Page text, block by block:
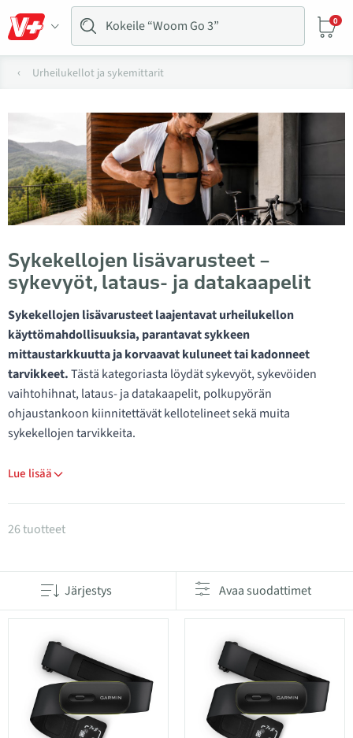
0
Urheilukellot ja sykemittarit
Syke­kellojen lisävarusteet –
sykevyöt, lataus- ja datakaapelit
Sykekellojen lisävarusteet laajentavat urheilukellon
käyttömahdollisuuksia, parantavat sykkeen
mittaustarkkuutta ja korvaavat kuluneet tai kadonneet
tarvikkeet.Tästä kategoriasta löydät sykevyöt, sykevöiden
vaihtohihnat, lataus- ja datakaapelit, polkupyörän
ohjaustankoon kiinnitettävät kellotelineet sekä muita
sykekellojen tarvikkeita.
Lue lisää
Tuotteet kategoriassa Sykemittarien tarvikkeet
26 tuotteet
Järjestys Avaa suodattimet